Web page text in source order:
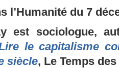
l’Humanité du 7
est sociologue,
le capitalisme
siècle, Le Temps